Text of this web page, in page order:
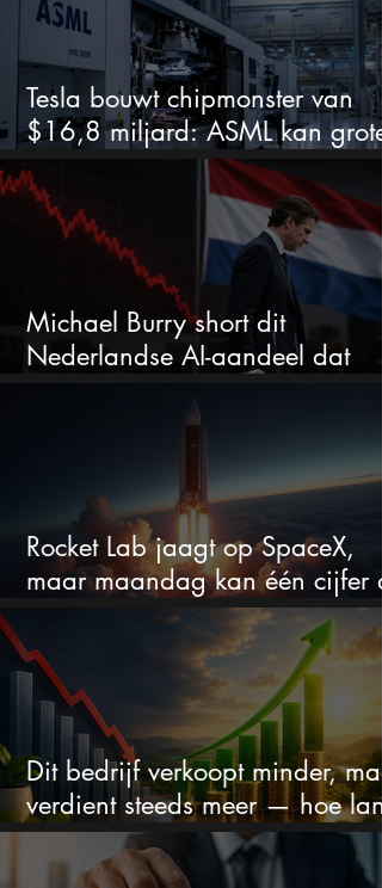
Tesla bouwt chipmonster van
$16,8 miljard: ASML kan grote
winnaar worden
Michael Burry short dit
Nederlandse AI-aandeel dat
Rocket Lab jaagt op SpaceX,
maar maandag kan één cijfer
droom doorprikken?
Dit bedrijf verkoopt minder,
verdient steeds meer — hoe
kan dit sprookje doorgaan?